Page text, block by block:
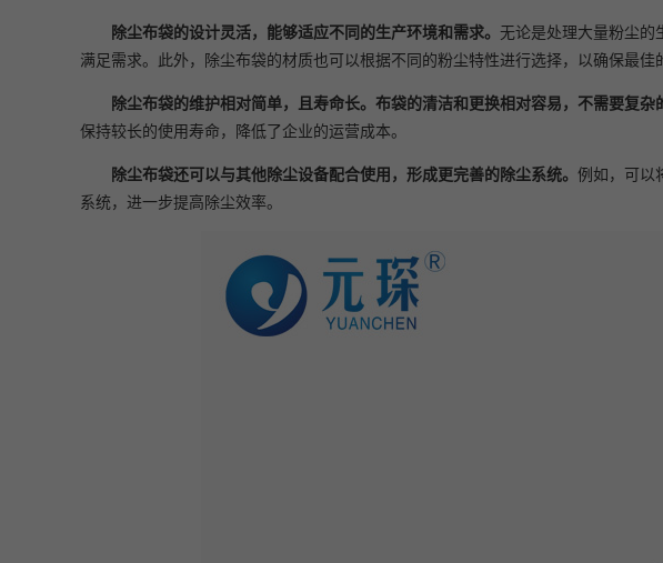
除尘布袋的设计灵活，能够适应不同的生产环境和需求。 无论是处理大量粉尘的
满足需求。此外，除尘布袋的材质也可以根据不同的粉尘特性进行选择，以确保最佳
除尘布袋的维护相对简单，且寿命长。布袋的清洁和更换相对容易，不需要复杂
保持较长的使用寿命，降低了企业的运营成本。
除尘布袋还可以与其他除尘设备配合使用，形成更完善的除尘系统。 例如，可以
系统，进一步提高除尘效率。